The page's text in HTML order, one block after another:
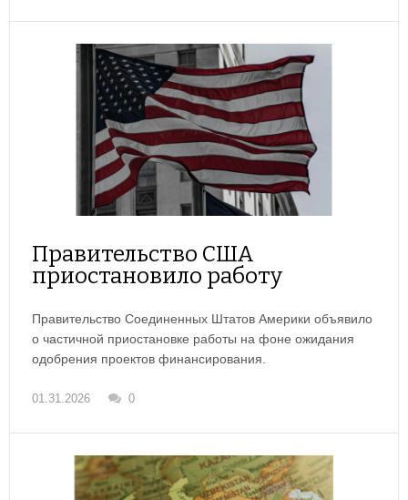
Правительство США
приостановило работу
Правительство Соединенных Штатов Америки объявило
о частичной приостановке работы на фоне ожидания
одобрения проектов финансирования.
01.31.2026 0